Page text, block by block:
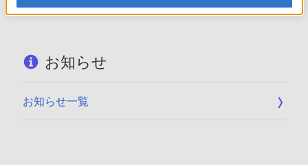
お知らせ
お知らせ一覧